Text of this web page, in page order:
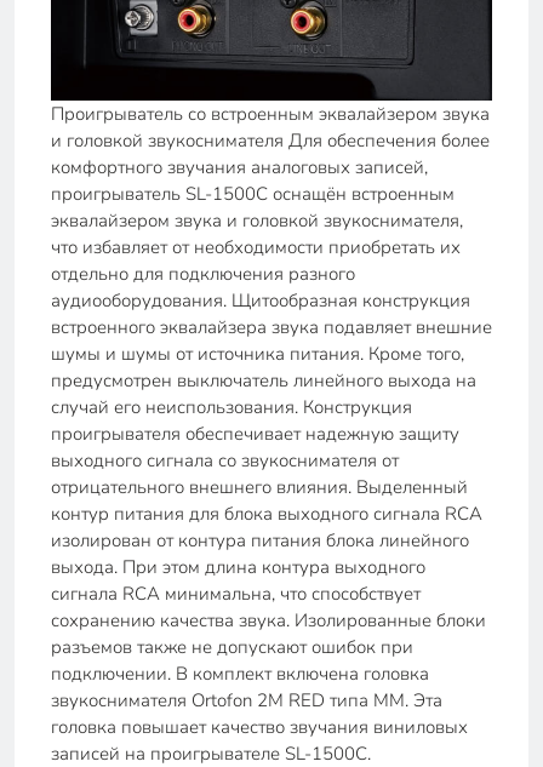
Проигрыватель со встроенным эквалайзером звука
и головкой звукоснимателя Для обеспечения более
комфортного звучания аналоговых записей,
проигрыватель SL-1500C оснащён встроенным
эквалайзером звука и головкой звукоснимателя,
что избавляет от необходимости приобретать их
отдельно для подключения разного
аудиооборудования. Щитообразная конструкция
встроенного эквалайзера звука подавляет внешние
шумы и шумы от источника питания. Кроме того,
предусмотрен выключатель линейного выхода на
случай его неиспользования. Конструкция
проигрывателя обеспечивает надежную защиту
выходного сигнала со звукоснимателя от
отрицательного внешнего влияния. Выделенный
контур питания для блока выходного сигнала RCA
изолирован от контура питания блока линейного
выхода. При этом длина контура выходного
сигнала RCA минимальна, что способствует
сохранению качества звука. Изолированные блоки
разъемов также не допускают ошибок при
подключении. В комплект включена головка
звукоснимателя Ortofon 2M RED типа MM. Эта
головка повышает качество звучания виниловых
записей на проигрывателе SL-1500C.